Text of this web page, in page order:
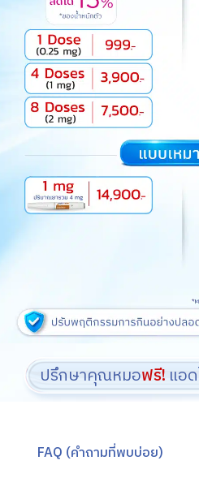
ปรึกษาคุณหมอฟรี! แอ
FAQ (คำถามที่พบบ่อย)